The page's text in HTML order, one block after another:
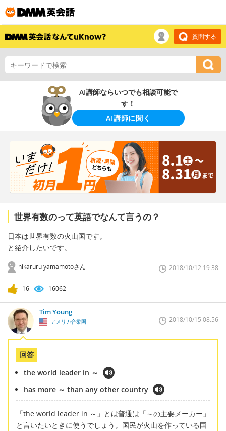
質問する
AI講師ならいつでも相談可能で
す！
AI講師に聞く
世界有数のって英語でなんて言うの？
日本は世界有数の火山国です。
と紹介したいです。
hikaruru yamamotoさん 2018/10/12 19:38
16 16062
Tim Young
アメリカ合衆国 2018/10/15 08:56
回答
the world leader in ～
has more ～ than any other country
「the world leader in ～」とは普通は「～の主要メーカー」
と言いたいときに使うでしょう。国民が火山を作っている国